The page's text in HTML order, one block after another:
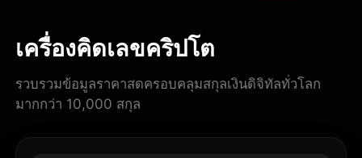
เครื่องคิดเลขคริปโต
รวบรวมข้อมูลราคาสดครอบคลุมสกุลเงินดิจิทัลทั่วโลก
มากกว่า 10,000 สกุล